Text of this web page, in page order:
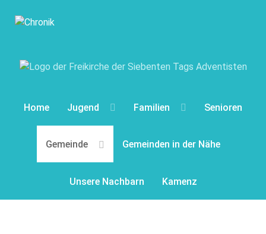
Home Jugend Familien Senioren
Gemeinde Gemeinden in der Nähe
Unsere Nachbarn Kamenz